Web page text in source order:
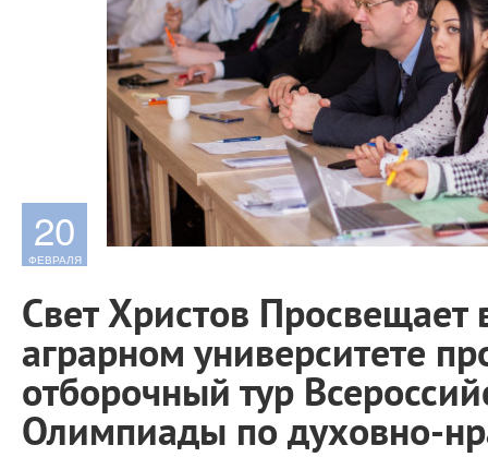
20
ФЕВРАЛЯ
Свет Христов
аграрном университете
отборочный тур
Олимпиады по духовно-